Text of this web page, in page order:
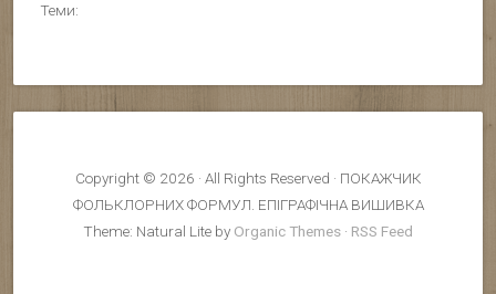
Теми:
Copyright © 2026 · All Rights Reserved · ПОКАЖЧИК
ФОЛЬКЛОРНИХ ФОРМУЛ. ЕПІГРАФІЧНА ВИШИВКА
Theme: Natural Lite by Organic Themes · RSS Feed